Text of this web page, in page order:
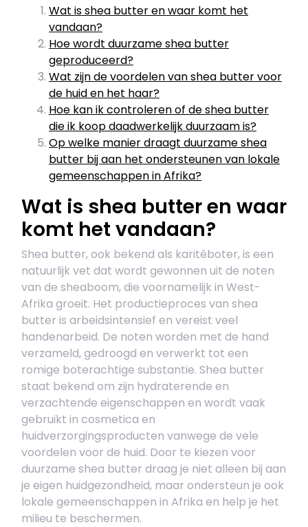
Wat is shea butter en waar komt het
vandaan?
Hoe wordt duurzame shea butter
geproduceerd?
Wat zijn de voordelen van shea butter voor
de huid en het haar?
Hoe kan ik controleren of de shea butter
die ik koop daadwerkelijk duurzaam is?
Op welke manier draagt duurzame shea
butter bij aan het ondersteunen van lokale
gemeenschappen in Afrika?
Wat is shea butter en waar
komt het vandaan?
Shea butter, ook bekend als karitéboter, is een
natuurlijk vet dat wordt gewonnen uit de noten
van de sheaboom, die voornamelijk in West-
Afrika groeit. Het productieproces van shea
butter is arbeidsintensief en vereist veel
handenarbeid. De noten worden met de hand
verzameld, gedroogd en verwerkt tot een
romige boterachtige substantie. Shea butter
staat bekend om zijn hydraterende en
verzachtende eigenschappen en wordt vaak
gebruikt in cosmetica en
huidverzorgingsproducten vanwege de vele
voordelen voor de huid. Door te kiezen voor
duurzame shea butter draag je niet alleen bij aan
je eigen huidgezondheid, maar ondersteun je ook
lokale gemeenschappen in Afrika en help je het
milieu te beschermen.